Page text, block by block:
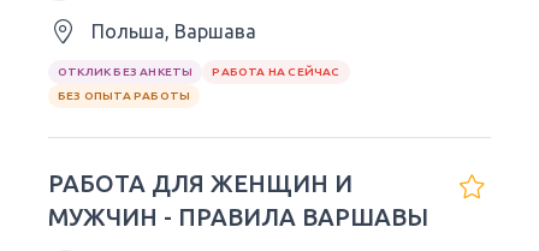
Польша, Варшава
ОТКЛИК БЕЗ АНКЕТЫ
РАБОТА НА СЕЙЧАС
БЕЗ ОПЫТА РАБОТЫ
РАБОТА ДЛЯ ЖЕНЩИН И
МУЖЧИН - ПРАВИЛА ВАРШАВЫ